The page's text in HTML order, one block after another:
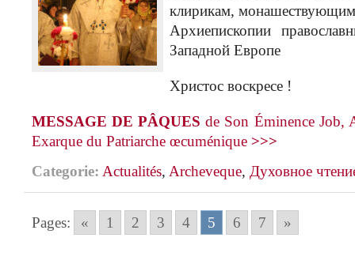
клирикам,
Архиепископии
Западной Европе
Христос воскресе !
MESSAGE DE PÂQUES de Son Éminence Job,
Exarque du Patriarche œcuménique >>>
Categorie: Actualités, Archeveque, Духовное
Pages: « 1 2 3 4 5 6 7 »